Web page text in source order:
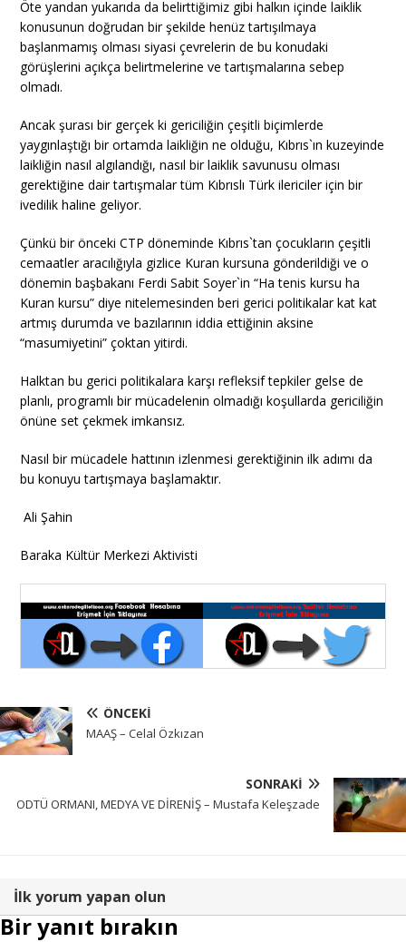
Öte yandan yukarıda da belirttiğimiz gibi halkın içinde laiklik
konusunun doğrudan bir şekilde henüz tartışılmaya
başlanmamış olması siyasi çevrelerin de bu konudaki
görüşlerini açıkça belirtmelerine ve tartışmalarına sebep
olmadı.
Ancak şurası bir gerçek ki gericiliğin çeşitli biçimlerde
yaygınlaştığı bir ortamda laikliğin ne olduğu, Kıbrıs`ın kuzeyinde
laikliğin nasıl algılandığı, nasıl bir laiklik savunusu olması
gerektiğine dair tartışmalar tüm Kıbrıslı Türk ilericiler için bir
ivedilik haline geliyor.
Çünkü bir önceki CTP döneminde Kıbrıs`tan çocukların çeşitli
cemaatler aracılığıyla gizlice Kuran kursuna gönderildiği ve o
dönemin başbakanı Ferdi Sabit Soyer`in “Ha tenis kursu ha
Kuran kursu” diye nitelemesinden beri gerici politikalar kat kat
artmış durumda ve bazılarının iddia ettiğinin aksine
“masumiyetini” çoktan yitirdi.
Halktan bu gerici politikalara karşı refleksif tepkiler gelse de
planlı, programlı bir mücadelenin olmadığı koşullarda gericiliğin
önüne set çekmek imkansız.
Nasıl bir mücadele hattının izlenmesi gerektiğinin ilk adımı da
bu konuyu tartışmaya başlamaktır.
Ali Şahin
Baraka Kültür Merkezi Aktivisti
ÖNCEKI
MAAŞ – Celal Özkızan
SONRAKI
ODTÜ ORMANI, MEDYA VE DİRENİŞ – Mustafa Keleşzade
İlk yorum yapan olun
Bir yanıt bırakın